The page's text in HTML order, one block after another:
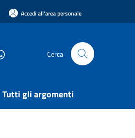
Accedi all'area personale
Cerca
Tutti gli argomenti